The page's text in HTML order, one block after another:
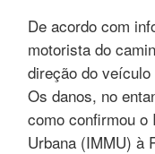
De acordo com
motorista do
direção do
Os danos, no
como confirmou o
Urbana (IMMU) à